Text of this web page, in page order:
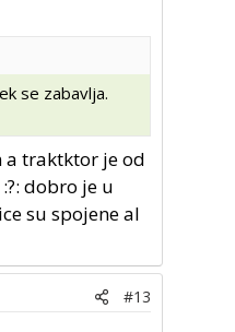
se zabavlja.
traktktor je od
dobro je u
su spojene al
#13